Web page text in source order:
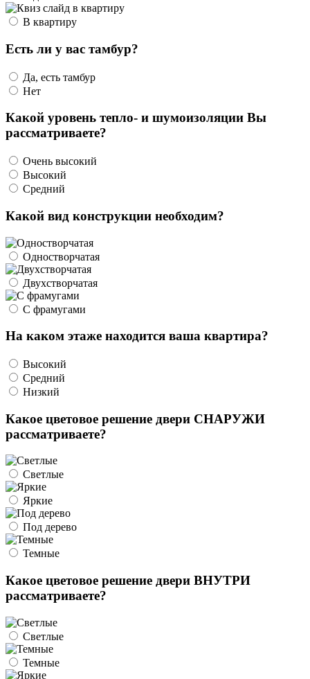
В квартиру
Есть ли у вас тамбур?
Да, есть тамбур
Нет
Какой уровень тепло- и шумоизоляции Вы
рассматриваете?
Очень высокий
Высокий
Средний
Какой вид конструкции необходим?
Одностворчатая
Двухстворчатая
С фрамугами
На каком этаже находится ваша квартира?
Высокий
Средний
Низкий
Какое цветовое решение двери СНАРУЖИ
рассматриваете?
Светлые
Яркие
Под дерево
Темные
Какое цветовое решение двери ВНУТРИ
рассматриваете?
Светлые
Темные